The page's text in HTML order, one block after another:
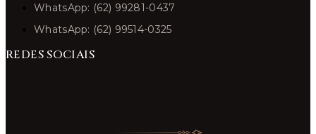
WhatsApp: (62) 99281-0437
WhatsApp: (62) 99514-0325
REDES SOCIAIS